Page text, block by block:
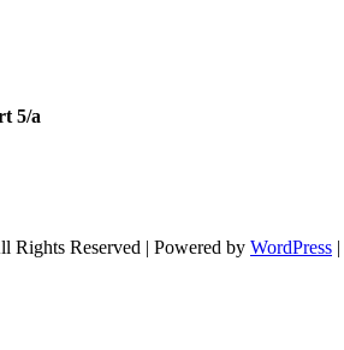
5/a
Rights Reserved | Powered by WordPress |